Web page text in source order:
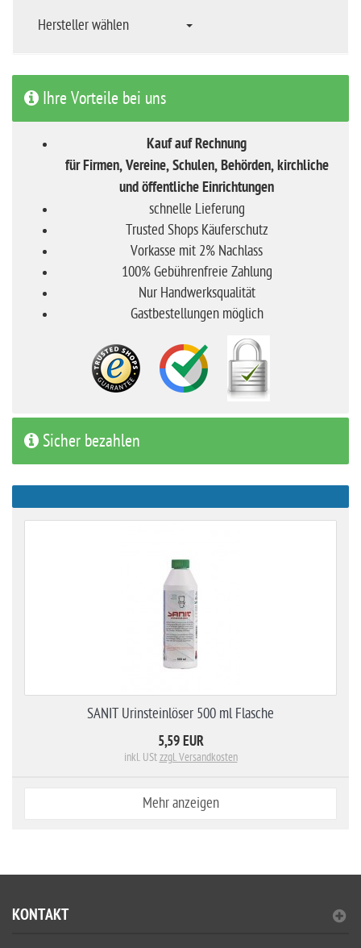
Hersteller wählen
Ihre Vorteile bei uns
Kauf auf Rechnung
für Firmen, Vereine, Schulen, Behörden, kirchliche
und öffentliche Einrichtungen
schnelle Lieferung
Trusted Shops Käuferschutz
Vorkasse mit 2% Nachlass
100% Gebührenfreie Zahlung
Nur Handwerksqualität
Gastbestellungen möglich
Sicher bezahlen
SANIT Urinsteinlöser 500 ml Flasche
5,59 EUR
inkl. UStzzgl. Versandkosten
Mehr anzeigen
KONTAKT